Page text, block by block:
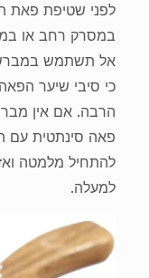
לפני שטיפת פאת
במסרק רחב או
אל תשתמש
כי סיבי שיער
הרבה. אם אין
פאה סינתטית עם
להתחיל מלמטה
למעלה.